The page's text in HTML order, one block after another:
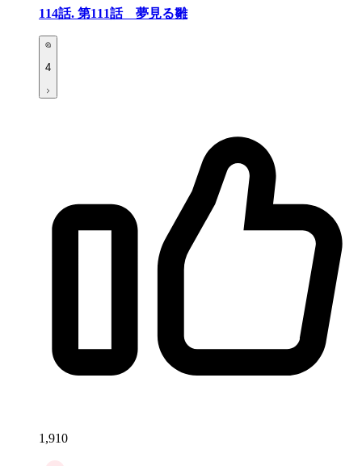
114話. 第111話 夢見る雛
4
1,910